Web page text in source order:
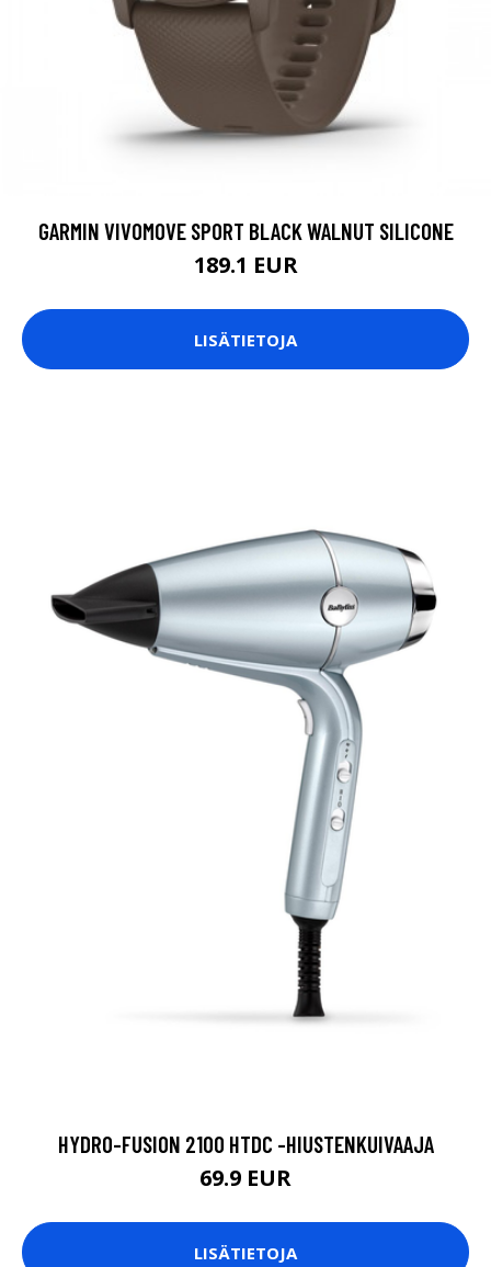
GARMIN VIVOMOVE SPORT BLACK WALNUT SILICONE
189.1 EUR
LISÄTIETOJA
HYDRO-FUSION 2100 HTDC -HIUSTENKUIVAAJA
69.9 EUR
LISÄTIETOJA